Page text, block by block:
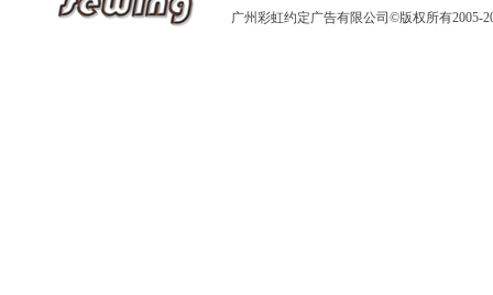
广州彩虹约定广告有限公司 ©版权所有2005-